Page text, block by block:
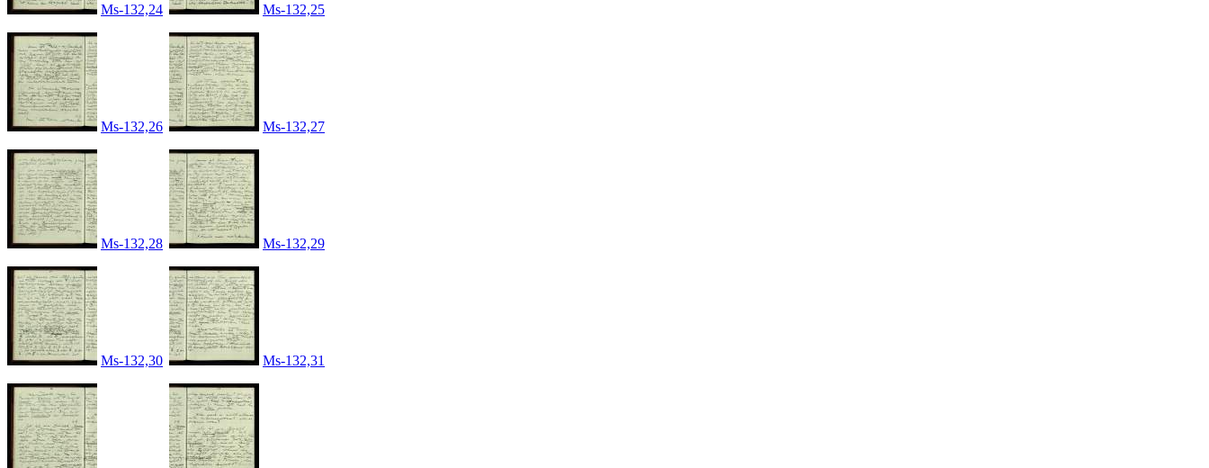
Ms-132,24 Ms-132,25
Ms-132,26 Ms-132,27
Ms-132,28 Ms-132,29
Ms-132,30 Ms-132,31